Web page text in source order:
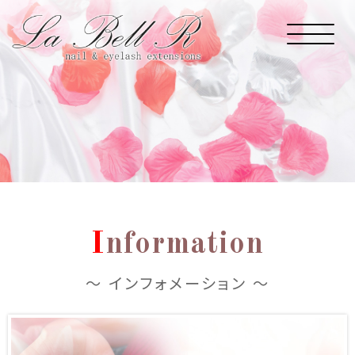
Information
～ インフォメーション ～